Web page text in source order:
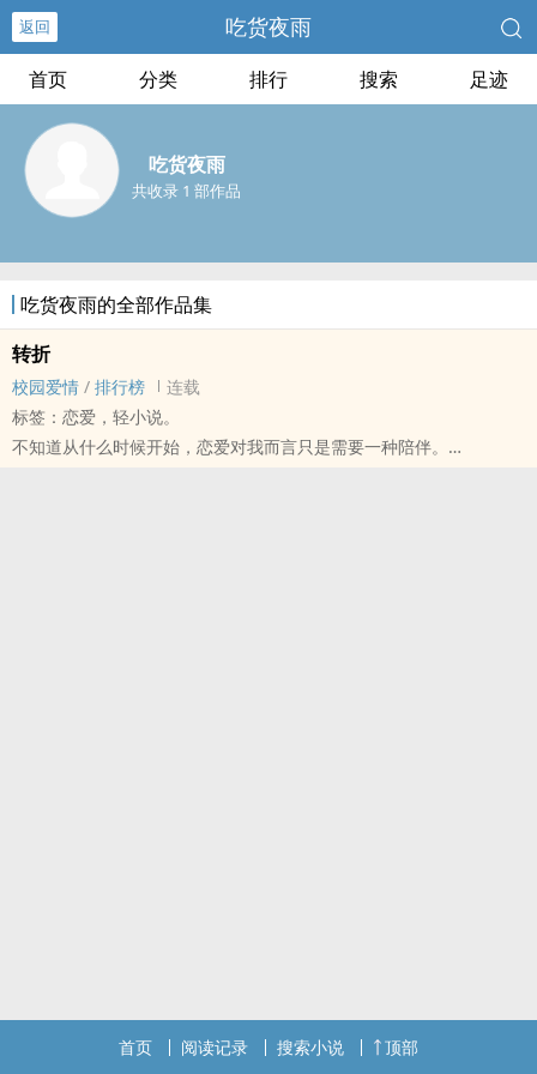
返回 吃货夜雨
首页 分类 排行 搜索 足迹
吃货夜雨
共收录 1 部作品
吃货夜雨的全部作品集
转折
校园爱情 / 排行榜
连载
标签：恋爱，轻小说。
不知道从什么时候开始，恋爱对我而言只是需要一种陪伴。
首页 阅读记录 搜索小说 顶部